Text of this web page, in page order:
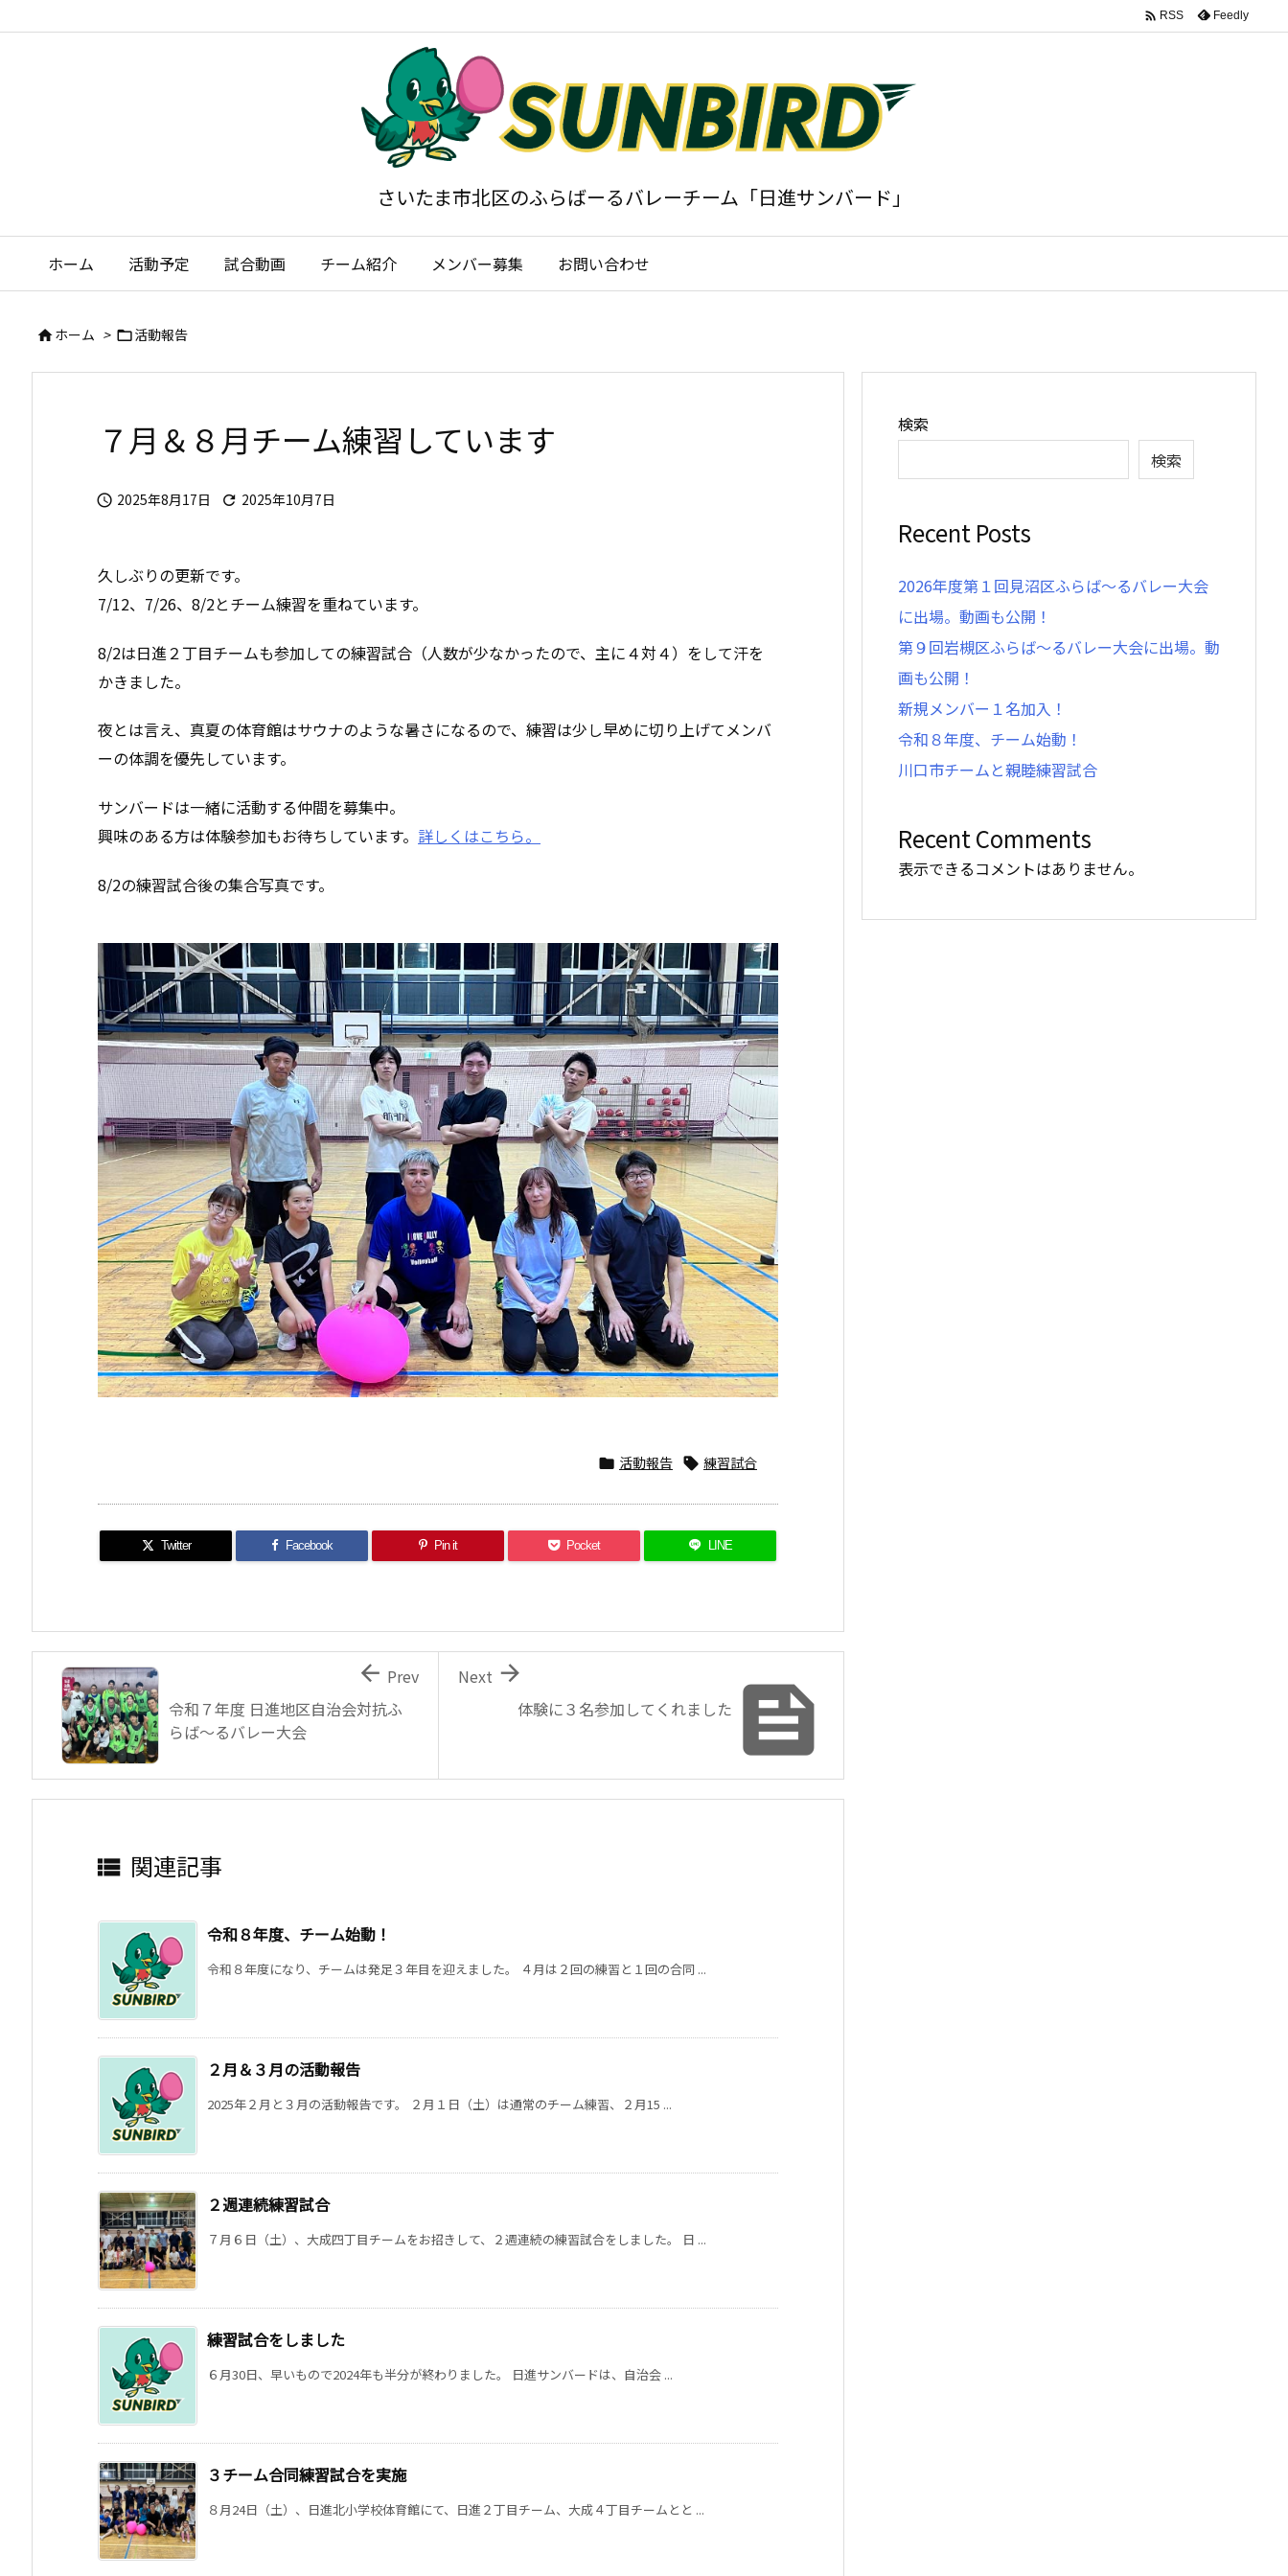
さいたま市北区のふらばーるバレーチーム「日進サンバード」
ホーム 活動予定 試合動画 チーム紹介 メンバー募集 お問い合わせ
 RSS Feedly
ホーム > 活動報告
７月＆８月チーム練習しています
 2025年8月17日  2025年10月7日
久しぶりの更新です。
7/12、7/26、8/2とチーム練習を重ねています。
8/2は日進２丁目チームも参加しての練習試合（人数が少なかったので、主に４対４）をして汗を
かきました。
夜とは言え、真夏の体育館はサウナのような暑さになるので、練習は少し早めに切り上げてメンバ
ーの体調を優先しています。
サンバードは一緒に活動する仲間を募集中。
興味のある方は体験参加もお待ちしています。 詳しくはこちら。
8/2の練習試合後の集合写真です。
 活動報告  練習試合
Twitter Facebook Pin it Pocket LINE

体験に３名参加してくれました

Next
令和７年度 日進地区自治会対抗ふ
らば～るバレー大会
 Prev
 関連記事
令和８年度、チーム始動！
令和８年度になり、チームは発足３年目を迎えました。 ４月は２回の練習と１回の合同 ...
２月＆３月の活動報告
2025年２月と３月の活動報告です。 ２月１日（土）は通常のチーム練習、２月15 ...
２週連続練習試合
７月６日（土）、大成四丁目チームをお招きして、２週連続の練習試合をしました。 日 ...
練習試合をしました
６月30日、早いもので2024年も半分が終わりました。 日進サンバードは、自治会 ...
３チーム合同練習試合を実施
８月24日（土）、日進北小学校体育館にて、日進２丁目チーム、大成４丁目チームとと ...
検索
検索
Recent Posts
2026年度第１回見沼区ふらば〜るバレー大会
に出場。動画も公開！
第９回岩槻区ふらば〜るバレー大会に出場。動
画も公開！
新規メンバー１名加入！
令和８年度、チーム始動！
川口市チームと親睦練習試合
Recent Comments
表示できるコメントはありません。